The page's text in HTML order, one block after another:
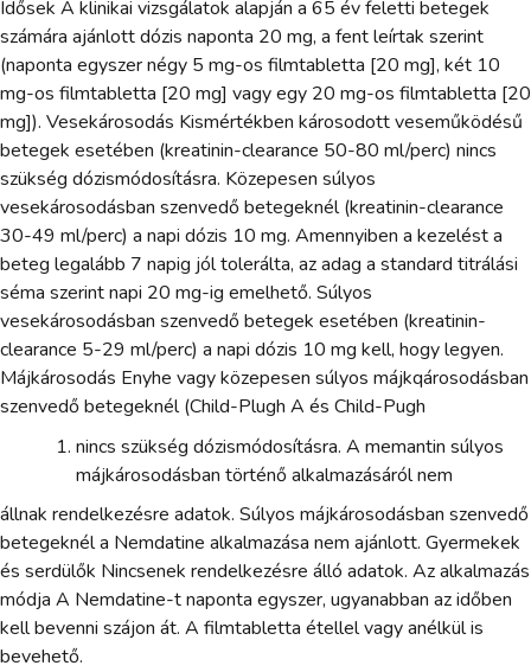
Idősek A klinikai vizsgálatok alapján a 65 év feletti betegek
számára ajánlott dózis naponta 20 mg, a fent leírtak szerint
(naponta egyszer négy 5 mg-os filmtabletta [20 mg], két 10
mg-os filmtabletta [20 mg] vagy egy 20 mg-os filmtabletta [20
mg]). Vesekárosodás Kismértékben károsodott veseműködésű
betegek esetében (kreatinin-clearance 50-80 ml/perc) nincs
szükség dózismódosításra. Közepesen súlyos
vesekárosodásban szenvedő betegeknél (kreatinin-clearance
30-49 ml/perc) a napi dózis 10 mg. Amennyiben a kezelést a
beteg legalább 7 napig jól tolerálta, az adag a standard titrálási
séma szerint napi 20 mg-ig emelhető. Súlyos
vesekárosodásban szenvedő betegek esetében (kreatinin-
clearance 5-29 ml/perc) a napi dózis 10 mg kell, hogy legyen.
Májkárosodás Enyhe vagy közepesen súlyos májkqárosodásban
szenvedő betegeknél (Child-Plugh A és Child-Pugh
nincs szükség dózismódosításra. A memantin súlyos
májkárosodásban történő alkalmazásáról nem
állnak rendelkezésre adatok. Súlyos májkárosodásban szenvedő
betegeknél a Nemdatine alkalmazása nem ajánlott. Gyermekek
és serdülők Nincsenek rendelkezésre álló adatok. Az alkalmazás
módja A Nemdatine-t naponta egyszer, ugyanabban az időben
kell bevenni szájon át. A filmtabletta étellel vagy anélkül is
bevehető.